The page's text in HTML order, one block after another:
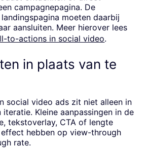
campagnepagina. De
moeten daarbij
aansluiten. Meer hierover lees
to-actions in social video.
in plaats van te
social video ads zit niet alleen in
Kleine aanpassingen in de
tekstoverlay, CTA of lengte
hebben op view-through
rate.